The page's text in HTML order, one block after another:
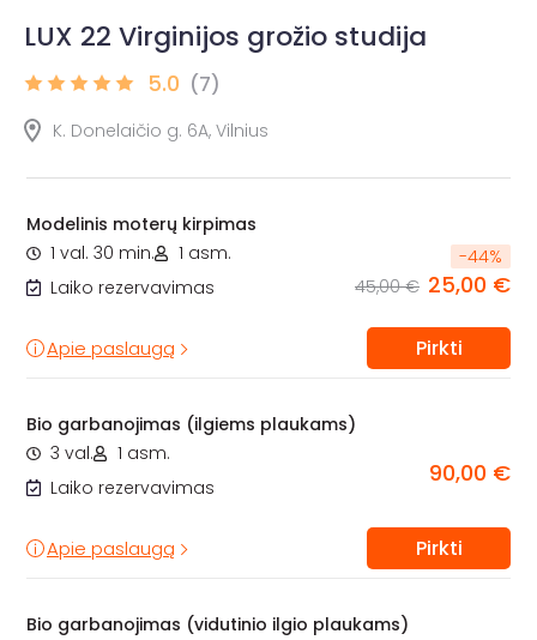
LUX 22 Virginijos grožio studija
5.0 (7)
K. Donelaičio g. 6A, Vilnius
Modelinis moterų kirpimas
1 val. 30 min.
1 asm.
Laiko rezervavimas
-44%
45,00 € 25,00 €
Apie paslaugą Pirkti
Bio garbanojimas (ilgiems plaukams)
3 val.
1 asm.
Laiko rezervavimas
90,00 €
Apie paslaugą Pirkti
Bio garbanojimas (vidutinio ilgio plaukams)